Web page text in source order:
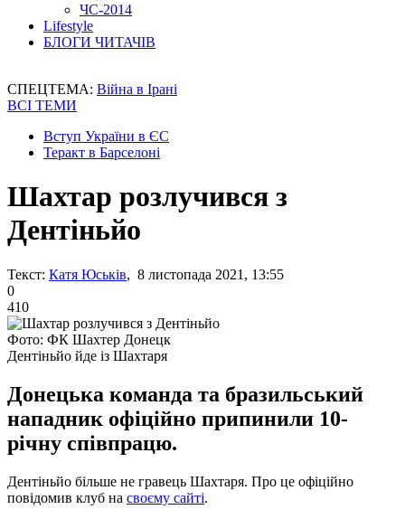
ЧС-2014
Lifestyle
БЛОГИ ЧИТАЧІВ
СПЕЦТЕМА: Війна в Ірані
ВСІ ТЕМИ
Вступ України в ЄС
Теракт в Барселоні
Шахтар розлучився з
Дентіньйо
Текст: Катя Юськів, 8 листопада 2021, 13:55
0
410
Фото: ФК Шахтер Донецк
Дентіньйо йде із Шахтаря
Донецька команда та бразильський
нападник офіційно припинили 10-
річну співпрацю.
Дентіньйо більше не гравець Шахтаря. Про це офіційно
повідомив клуб на своєму сайті.